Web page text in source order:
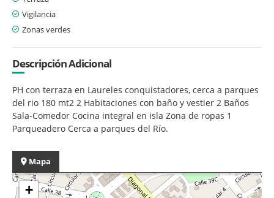
Vigilancia
Zonas verdes
Descripción Adicional
PH con terraza en Laureles conquistadores, cerca a parques
del rio 180 mt2 2 Habitaciones con baño y vestier 2 Baños
Sala-Comedor Cocina integral en isla Zona de ropas 1
Parqueadero Cerca a parques del Río.
Mapa
+